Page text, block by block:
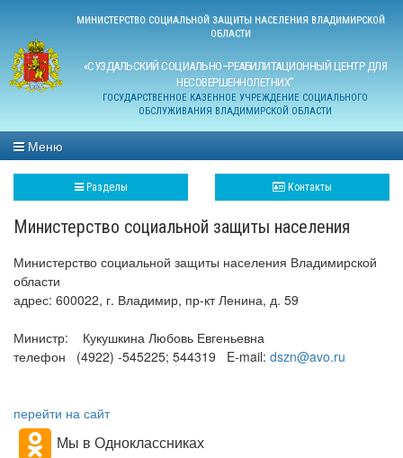
МИНИСТЕРСТВО СОЦИАЛЬНОЙ ЗАЩИТЫ НАСЕЛЕНИЯ ВЛАДИМИРСКОЙ
ОБЛАСТИ
«СУЗДАЛЬСКИЙ СОЦИАЛЬНО–РЕАБИЛИТАЦИОННЫЙ ЦЕНТР ДЛЯ
НЕСОВЕРШЕННОЛЕТНИХ"
ГОСУДАРСТВЕННОЕ КАЗЕННОЕ УЧРЕЖДЕНИЕ СОЦИАЛЬНОГО
ОБСЛУЖИВАНИЯ ВЛАДИМИРСКОЙ ОБЛАСТИ
Меню
Разделы Контакты
Министерство социальной защиты населения
Министерство социальной защиты населения Владимирской
области
адрес: 600022, г. Владимир, пр-кт Ленина, д. 59
Министр: Кукушкина Любовь Евгеньевна
телефон (4922) -545225; 544319 E-mail: dszn@avo.ru
перейти на сайт
Мы в Одноклассниках